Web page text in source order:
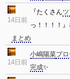
14日前
『たくさん
っ！！！！
まとめ
14日前
小嶋陽菜プ
完成✨